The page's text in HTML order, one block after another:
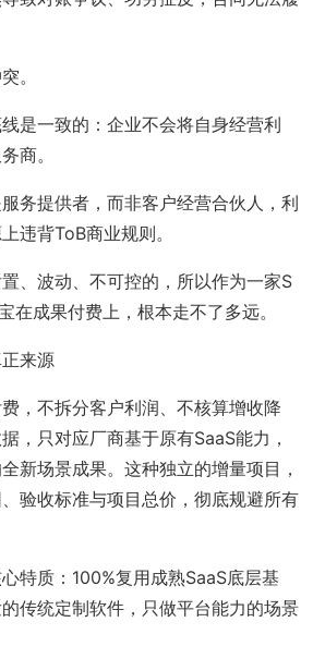
。
是一致的：企业不会将自身经营利
商。
务提供者，而非客户经营合伙人，利
违背ToB商业规则。
、波动、不可控的，所以作为一家S
在成果付费上，根本走不了多远。
来源
，不拆分客户利润、不核算增收降
，只对应厂商基于原有SaaS能力，
新场景成果。这种独立的增量项目，
验收标准与项目总价，彻底规避所有
特质：100%复用成熟SaaS底层基
传统定制软件，只做平台能力的场景